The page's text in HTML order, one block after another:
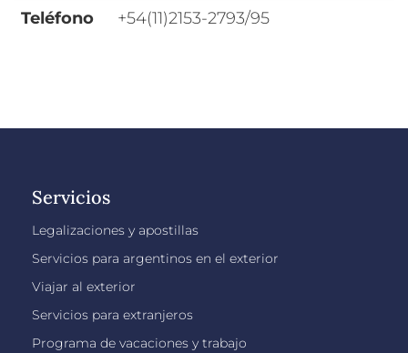
Teléfono
+54(11)2153-2793/95
Servicios
Legalizaciones y apostillas
Servicios para argentinos en el exterior
Viajar al exterior
Servicios para extranjeros
Programa de vacaciones y trabajo